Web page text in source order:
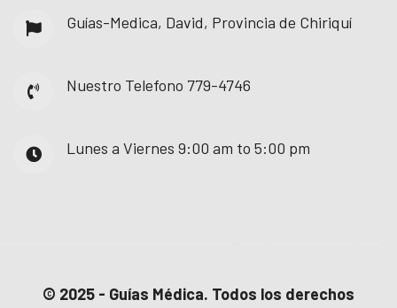
Guías-Medica, David, Provincia de Chiriquí
Nuestro Telefono 779-4746
Lunes a Viernes 9:00 am to 5:00 pm
© 2025 - Guías Médica. Todos los derechos